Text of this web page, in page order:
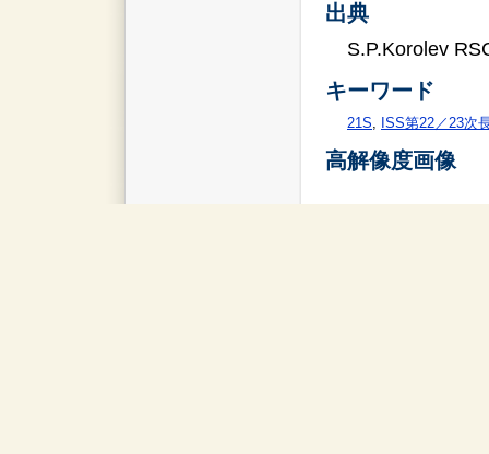
出典
S.P.Korolev
キーワード
21S, ISS第22／23次
高解像度画像